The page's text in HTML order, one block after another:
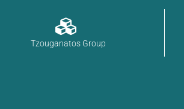
Tzouganatos Group